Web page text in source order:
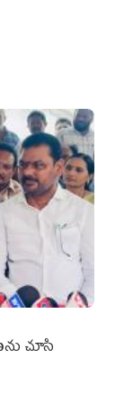
చూసి